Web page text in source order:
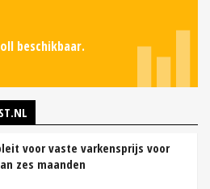
beschikbaar.
voor vaste varkensprijs voor
zes maanden